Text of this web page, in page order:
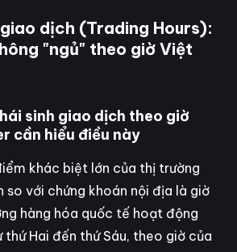
dịch (Trading Hours):
"ngủ" theo giờ Việt
sinh giao dịch theo giờ
cần hiểu điều này
khác biệt lớn của thị trường
so với chứng khoán nội địa là giờ
hàng hóa quốc tế hoạt động
thứ Hai đến thứ Sáu, theo giờ của